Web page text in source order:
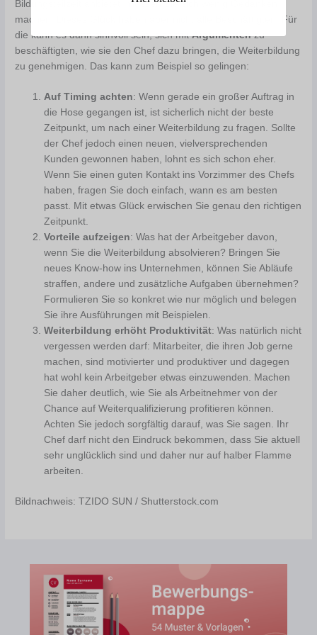
Bildungsteilzeit anbietet, müssen Sie sich wenig Gedanken
machen. Dieses Glück haben aber nicht alle Beschäftigten. Für
die kann es dann sinnvoll sein, sich mitArgumentenzu
beschäftigten, wie sie den Chef dazu bringen, die Weiterbildung
zu genehmigen. Das kann zum Beispiel so gelingen:
Auf Timing achten: Wenn gerade ein großer Auftrag in
die Hose gegangen ist, ist sicherlich nicht der beste
Zeitpunkt, um nach einer Weiterbildung zu fragen. Sollte
der Chef jedoch einen neuen, vielversprechenden
Kunden gewonnen haben, lohnt es sich schon eher.
Wenn Sie einen guten Kontakt ins Vorzimmer des Chefs
haben, fragen Sie doch einfach, wann es am besten
passt. Mit etwas Glück erwischen Sie genau den richtigen
Zeitpunkt.
Vorteile aufzeigen: Was hat der Arbeitgeber davon,
wenn Sie die Weiterbildung absolvieren? Bringen Sie
neues Know-how ins Unternehmen, können Sie Abläufe
straffen, andere und zusätzliche Aufgaben übernehmen?
Formulieren Sie so konkret wie nur möglich und belegen
Sie ihre Ausführungen mit Beispielen.
Weiterbildung erhöht Produktivität: Was natürlich nicht
vergessen werden darf: Mitarbeiter, die ihren Job gerne
machen, sind motivierter und produktiver und dagegen
hat wohl kein Arbeitgeber etwas einzuwenden. Machen
Sie daher deutlich, wie Sie als Arbeitnehmer von der
Chance auf Weiterqualifizierung profitieren können.
Achten Sie jedoch sorgfältig darauf, was Sie sagen. Ihr
Chef darf nicht den Eindruck bekommen, dass Sie aktuell
sehr unglücklich sind und daher nur auf halber Flamme
arbeiten.
Bildnachweis: TZIDO SUN / Shutterstock.com